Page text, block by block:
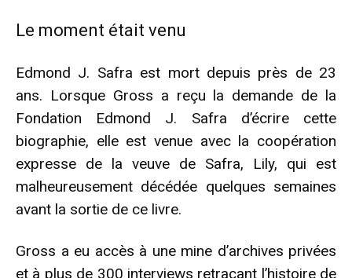
Le moment était venu
Edmond J. Safra est mort depuis près de 23
ans. Lorsque Gross a reçu la demande de la
Fondation Edmond J. Safra d’écrire cette
biographie, elle est venue avec la coopération
expresse de la veuve de Safra, Lily, qui est
malheureusement décédée quelques semaines
avant la sortie de ce livre.
Gross a eu accès à une mine d’archives privées
et à plus de 300 interviews retraçant l’histoire de